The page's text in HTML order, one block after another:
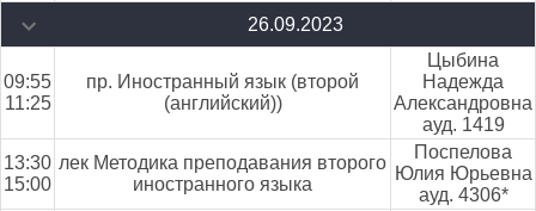
26.09.2023
09:55
11:25
пр. Иностранный язык (второй
(английский))
Цыбина
Надежда
Александровна
ауд. 1419
13:30
15:00
лек Методика преподавания второго
иностранного языка
Поспелова
Юлия Юрьевна
ауд. 4306*